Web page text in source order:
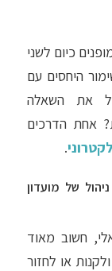
כיום לשני
היחסים עם
את השאלה
אחת הדרכים
.
של מועדון
חשוב מאוד
או לחזור